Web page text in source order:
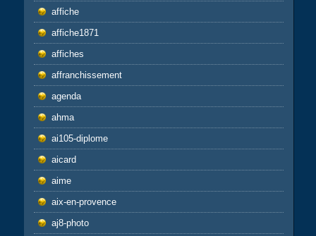
affiche
affiche1871
affiches
affranchissement
agenda
ahma
ai105-diplome
aicard
aime
aix-en-provence
aj8-photo